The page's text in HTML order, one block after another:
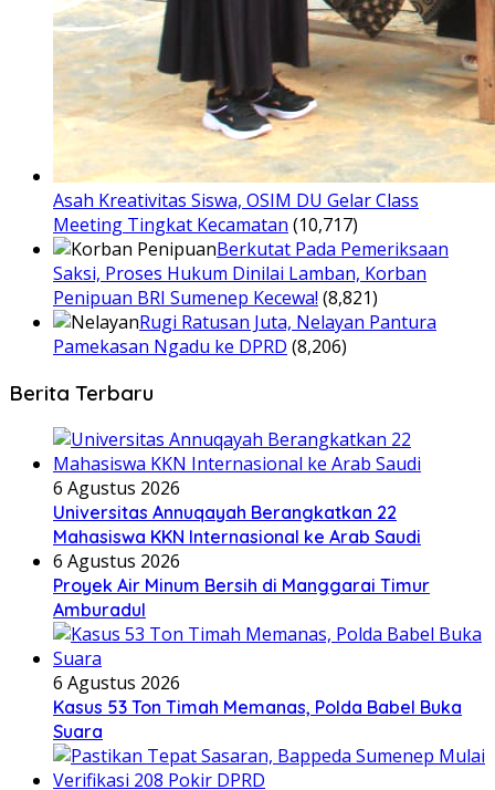
Asah Kreativitas Siswa, OSIM DU Gelar Class
Meeting Tingkat Kecamatan (10,717)
Berkutat Pada Pemeriksaan
Saksi, Proses Hukum Dinilai Lamban, Korban
Penipuan BRI Sumenep Kecewa! (8,821)
Rugi Ratusan Juta, Nelayan Pantura
Pamekasan Ngadu ke DPRD (8,206)
Berita Terbaru
6 Agustus 2026
Universitas Annuqayah Berangkatkan 22
Mahasiswa KKN Internasional ke Arab Saudi
6 Agustus 2026
Proyek Air Minum Bersih di Manggarai Timur
Amburadul
6 Agustus 2026
Kasus 53 Ton Timah Memanas, Polda Babel Buka
Suara